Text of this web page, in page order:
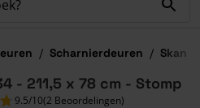
/ Scharnierdeuren /
- 211,5 x 78 cm - Stomp
9.5/10(2 Beoordelingen)